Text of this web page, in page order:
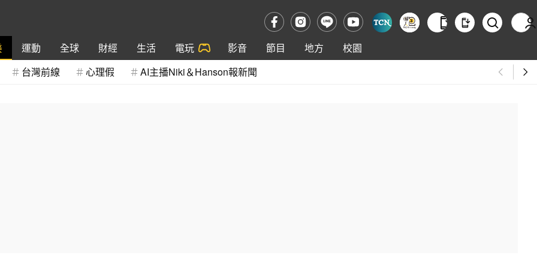
運動 全球 財經 生活 電玩 影音 節目 地方
校園
台灣前線
心理假 AI主播Niki＆Hanson報新聞